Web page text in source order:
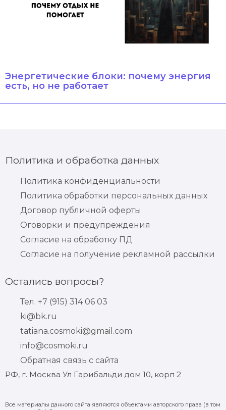
Энергетические блоки: почему энергия
есть, но не работает
Политика и обработка данных
Политика конфиденциальности
Политика обработки персональных данных
Договор публичной оферты
Оговорки и предупреждения
Согласие на обработку ПД
Согласие на получение рекламной рассылки
Остались вопросы?
Тел. +7 (915) 314 06 03
ki@bk.ru
tatiana.cosmoki@gmail.com
info@cosmoki.ru
Обратная связь с сайта
РФ, г. Москва Ул Гарибальди дом 10, корп 2
Все материалы данного сайта являются объектами авторского права (в том